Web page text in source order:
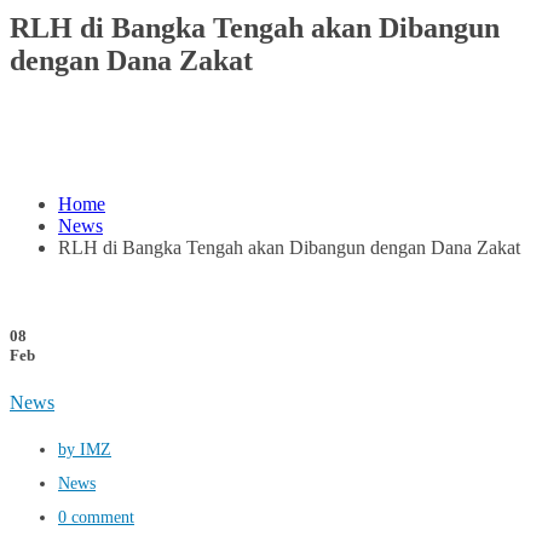
RLH di Bangka Tengah akan Dibangun
dengan Dana Zakat
Home
News
RLH di Bangka Tengah akan Dibangun dengan Dana Zakat
08
Feb
News
by IMZ
News
0 comment